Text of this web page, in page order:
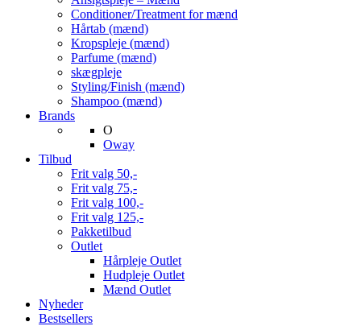
Conditioner/Treatment for mænd
Hårtab (mænd)
Kropspleje (mænd)
Parfume (mænd)
skægpleje
Styling/Finish (mænd)
Shampoo (mænd)
Brands
O
Oway
Tilbud
Frit valg 50,-
Frit valg 75,-
Frit valg 100,-
Frit valg 125,-
Pakketilbud
Outlet
Hårpleje Outlet
Hudpleje Outlet
Mænd Outlet
Nyheder
Bestsellers